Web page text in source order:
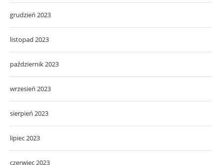
grudzień 2023
listopad 2023
październik 2023
wrzesień 2023
sierpień 2023
lipiec 2023
czerwiec 2023